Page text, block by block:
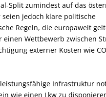
Split zumindest auf das
jedoch klare politische
Regeln, die europaweit
Wettbewerb zwischen
externer Kosten wie
Infrastruktur
wie einen Lkw zu